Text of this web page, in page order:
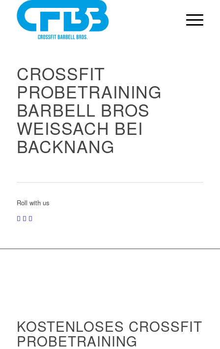
CROSSFIT
PROBETRAINING
BARBELL BROS
WEISSACH BEI
BACKNANG
Roll with us
KOSTENLOSES CROSSFIT
PROBETRAINING